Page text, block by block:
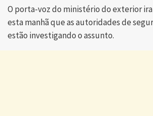
O porta-voz do ministério do exterior
esta manhã que as autoridades de
estão investigando o assunto.